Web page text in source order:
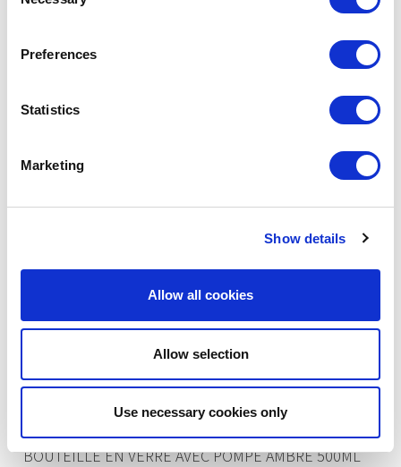
Preferences
Statistics
Marketing
Show details
Allow all cookies
Allow selection
Use necessary cookies only
EN STOCK
BOUTEILLE EN VERRE AVEC POMPE AMBRÉ 500ML